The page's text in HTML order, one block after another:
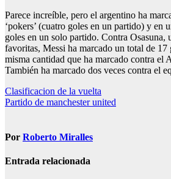
Parece increíble, pero el argentino ha
‘pokers’ (cuatro goles en un partido) y en
goles en un solo partido. Contra Osasuna,
favoritas, Messi ha marcado un total de 17
misma cantidad que ha marcado contra el
También ha marcado dos veces contra el
Navegación
de
Clasificacion de la vuelta
Partido de manchester united
Por Roberto Miralles
Entrada relacionada